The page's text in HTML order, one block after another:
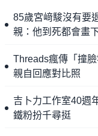
85歲宮﨑駿沒有要
親：他到死都會畫
Threads瘋傳「撞
親自回應對比照
吉卜力工作室40週
鐵粉扮千尋挺